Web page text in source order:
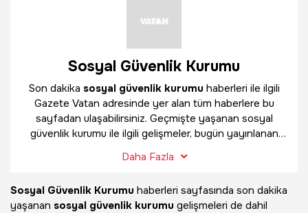
Sosyal Güvenlik Kurumu
Son dakika sosyal güvenlik kurumu haberleri ile ilgili
Gazete Vatan adresinde yer alan tüm haberlere bu
sayfadan ulaşabilirsiniz. Geçmişte yaşanan sosyal
güvenlik kurumu ile ilgili gelişmeler, bugün yayınlanan
haber sayfamızda bulabilirsiniz.
Daha Fazla
Sosyal Güvenlik Kurumu haberleri sayfasında son dakika
yaşanan sosyal güvenlik kurumu gelişmeleri de dahil